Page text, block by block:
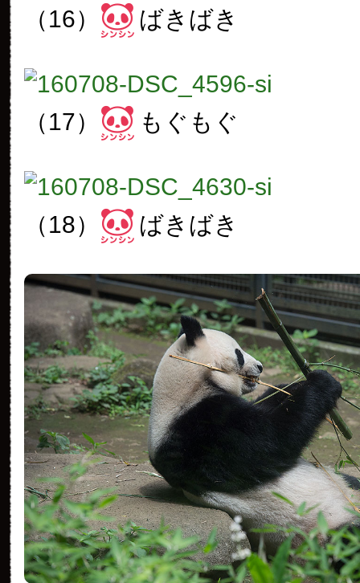
（16） ばきばき
（17） もぐもぐ
（18） ばきばき